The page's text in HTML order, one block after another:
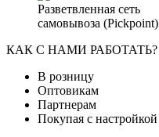
Разветвленная сеть
самовывоза (Pickpoint)
КАК С НАМИ РАБОТАТЬ?
В розницу
Оптовикам
Партнерам
Покупая с настройкой